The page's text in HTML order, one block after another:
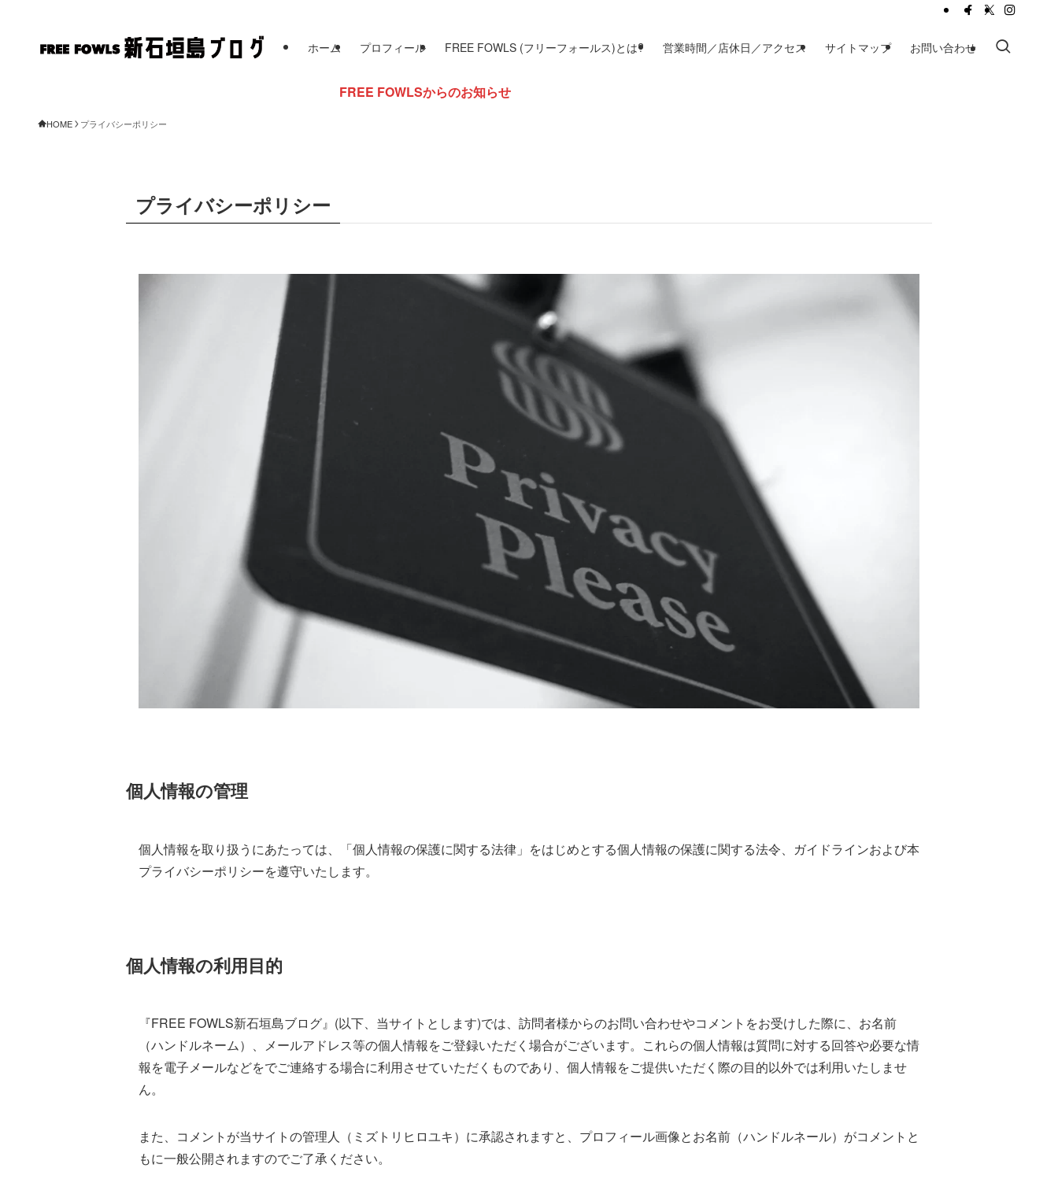
ホーム プロフィール FREE FOWLS (フリーフォールス)とは? 営業時間／店休日／アクセス サイトマップ お問い合わせ
FREE FOWLSからのお知らせ
HOME プライバシーポリシー
プライバシーポリシー
個人情報の管理
個人情報を取り扱うにあたっては、「個人情報の保護に関する法律」をはじめとする個人情報の保護に関する法令、ガイドラインおよび本
プライバシーポリシーを遵守いたします。
個人情報の利用目的
『FREE FOWLS新石垣島ブログ』(以下、当サイトとします)では、訪問者様からのお問い合わせやコメントをお受けした際に、お名前
（ハンドルネーム）、メールアドレス等の個人情報をご登録いただく場合がございます。これらの個人情報は質問に対する回答や必要な情
報を電子メールなどをでご連絡する場合に利用させていただくものであり、個人情報をご提供いただく際の目的以外では利用いたしませ
ん。
また、コメントが当サイトの管理人（ミズトリヒロユキ）に承認されますと、プロフィール画像とお名前（ハンドルネール）がコメントと
もに一般公開されますのでご了承ください。